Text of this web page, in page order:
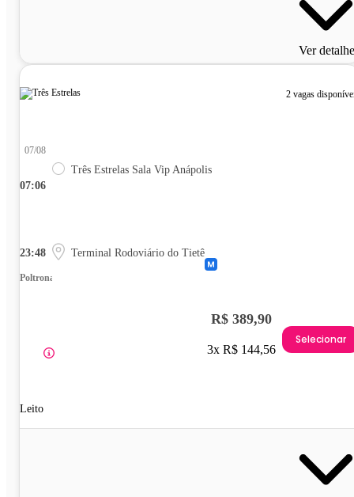
Ver
2 vagas
07:06
07/08
Três Estrelas Sala Vip Anápolis
23:48 Terminal Rodoviário do Tietê
Poltrona
Leito
R$ 389,90
3x R$ 144,56
Selecionar